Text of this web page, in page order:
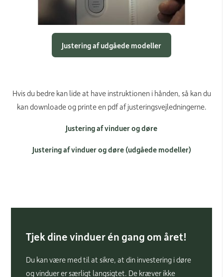
Justering af udgåede modeller
Hvis du bedre kan lide at have instruktionen i hånden, så kan du
kan downloade og printe en pdf af justeringsvejledningerne.
Justering af vinduer og døre
Justering af vinduer og døre (udgåede modeller)
Tjek dine vinduer én gang om året!
Du kan være med til at sikre, at din investering i døre
og vinduer er særligt langsigtet. De kræver ikke